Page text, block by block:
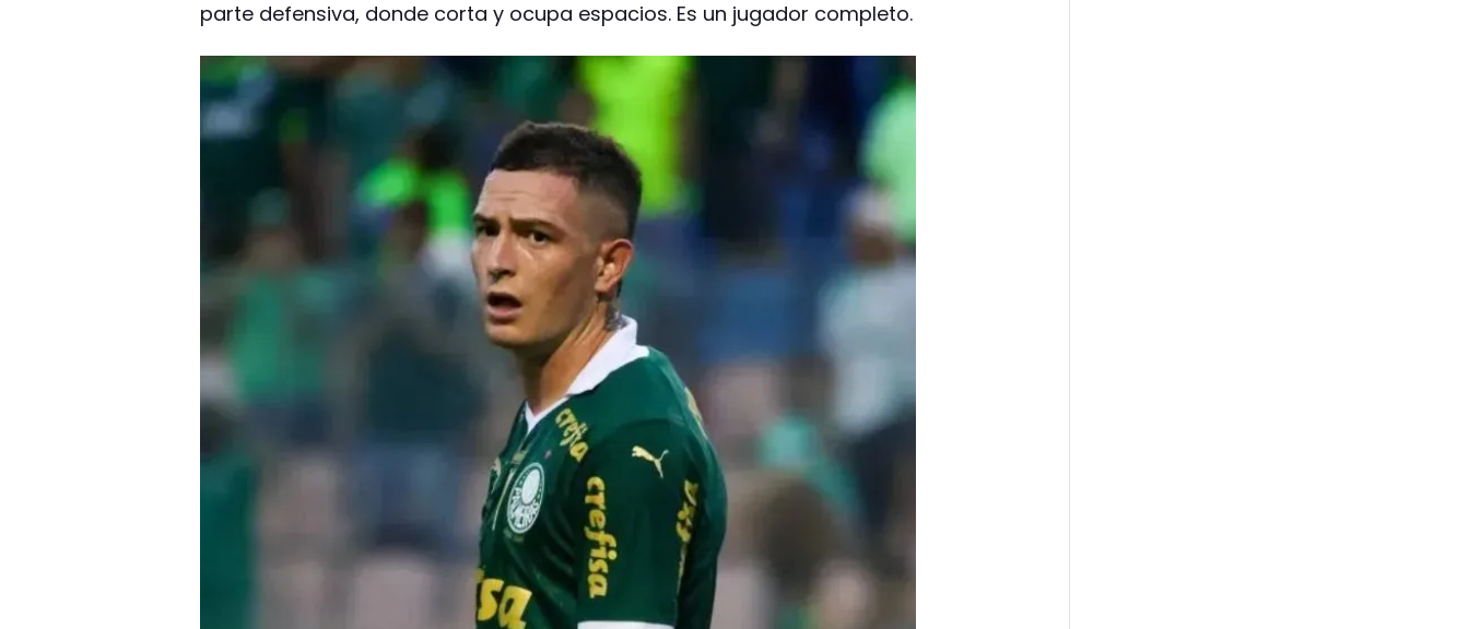
parte defensiva, donde corta y ocupa espacios. Es un jugador completo.